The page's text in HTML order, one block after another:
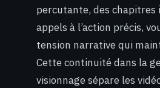
percutante, des chapitres
appels à l’action précis,
tension narrative qui
Cette continuité dans la
visionnage sépare les